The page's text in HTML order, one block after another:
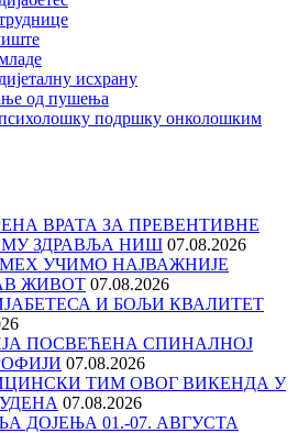
исхрану
од пушења
подршку онколошким
ВРАТА ЗА ПРЕВЕНТИВНЕ
ЗДРАВЉА НИШ 07.08.2026
УЧИМО НАЈВАЖНИЈЕ
ЖИВОТ 07.08.2026
И БОЉИ КВАЛИТЕТ
ПОСВЕЋЕНА СПИНАЛНОЈ
07.08.2026
ТИМ ОВОГ ВИКЕНДА У
07.08.2026
ДОЈЕЊА 01.-07. АВГУСТА